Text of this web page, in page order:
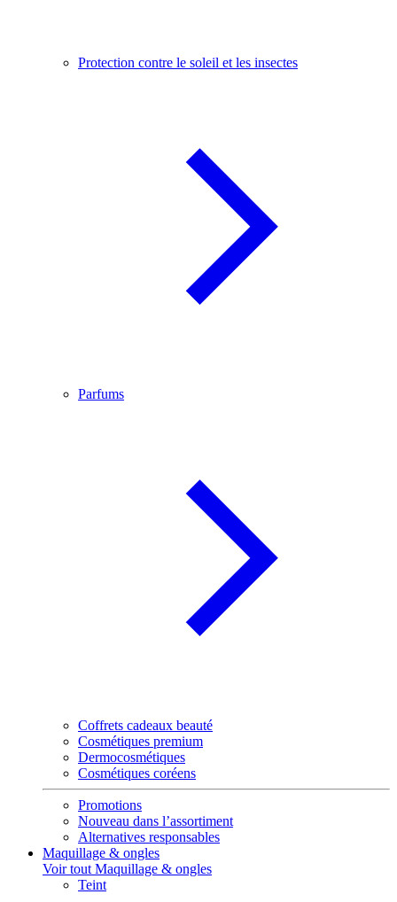
Protection contre le soleil et les insectes
Parfums
Coffrets cadeaux beauté
Cosmétiques premium
Dermocosmétiques
Cosmétiques coréens
Promotions
Nouveau dans l’assortiment
Alternatives responsables
Maquillage & ongles
Voir tout Maquillage & ongles
Teint